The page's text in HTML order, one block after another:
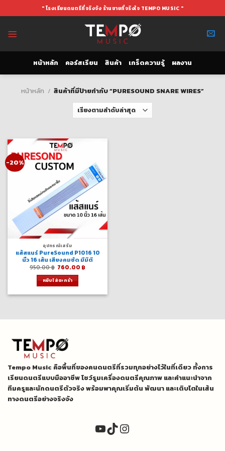
to
" โรงเรียนดนตรีที่จริงจัง ร้านขายที่จริงใจ TEMPO MUSIC "
หน้าหลัก คอร์สเรียน สินค้า เกร็ดความรู้ ผลงาน
หน้าหลัก / สินค้าที่มีป้ายกำกับ “PURESOUND SNARE WIRES”
-20%
อุปกรณ์เสริม
แส้สแนร์ PureSound P1016 10
นิ้ว 16 เส้น เสียงคมชัด มีมิติ
950.00฿ Original
was:
950.00 ฿.
760.00 ฿
หยิบใส่ตะกร้า
Tempo Music คือพื้นที่ของคนดนตรีที่รวมทุกอย่างไว้ในที่เดียว ทั้งการ
เรียนดนตรีแบบมืออาชีพ โชว์รูมเครื่องดนตรีคุณภาพ และคำแนะนำจาก
ทีมครูและนักดนตรีตัวจริง พร้อมพาคุณเริ่มต้น พัฒนา และเติบโตในเส้น
ทางดนตรีอย่างจริงจัง
YouTube
TikTok
Instagram